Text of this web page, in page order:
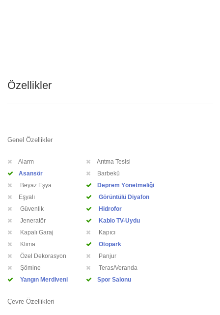
Özellikler
Genel Özellikler
Alarm
Arıtma Tesisi
Asansör
Barbekü
Beyaz Eşya
Deprem Yönetmeliği
Eşyalı
Görüntülü Diyafon
Güvenlik
Hidrofor
Jeneratör
Kablo TV-Uydu
Kapalı Garaj
Kapıcı
Klima
Otopark
Özel Dekorasyon
Panjur
Şömine
Teras/Veranda
Yangın Merdiveni
Spor Salonu
Çevre Özellikleri